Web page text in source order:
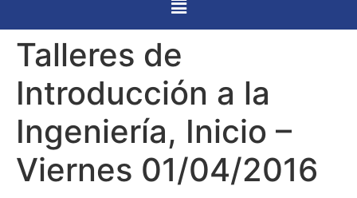
Talleres de
Introducción a la
Ingeniería, Inicio –
Viernes 01/04/2016